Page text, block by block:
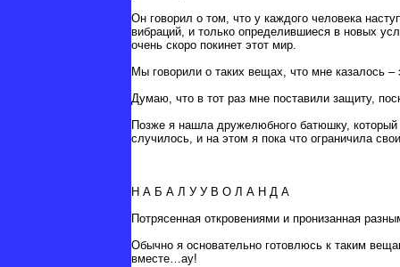
Он говорил о том, что у каждого человека
вибраций, и только определившиеся в новых
очень скоро покинет этот мир.
Мы говорили о таких вещах, что мне казалось –
Думаю, что в тот раз мне поставили защиту,
Позже я нашла дружелюбного батюшку,
случилось, и на этом я пока что ограничила
Н А Б А Л У У В О Л А Н Д А
Потрясенная откровениями и пронизанная
Обычно я основательно готовлюсь к таким
вместе…ау!